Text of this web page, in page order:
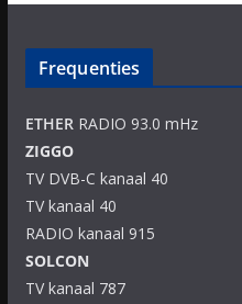
Frequenties
ETHERRADIO 93.0 mHz
ZIGGO
TV DVB-C kanaal 40
TV kanaal 40
RADIO kanaal 915
SOLCON
TV kanaal 787